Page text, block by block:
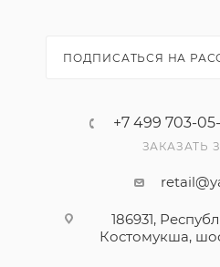
ПОДПИСАТЬСЯ НА
+7 499 703-
ЗАКАЗАТЬ
186931,
Костомукша,